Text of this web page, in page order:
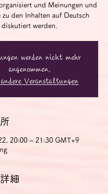
und Meinungen und
zu den Inhalten auf Deutsch
diskutiert werden.
werden nicht mehr
angenommen.
Veranstaltungen
20:00 – 21:30 GMT+9
細